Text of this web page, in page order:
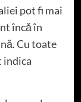
pot fi mai
încă în
Cu toate
indica